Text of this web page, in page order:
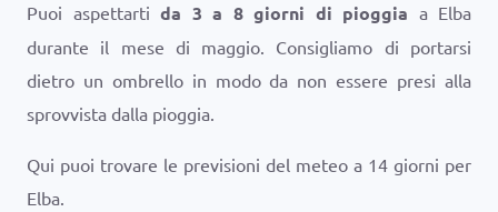
Puoi aspettarti da 3 a 8 giorni di pioggia a Elba
durante il mese di maggio. Consigliamo di portarsi
dietro un ombrello in modo da non essere presi alla
sprovvista dalla pioggia.
Qui puoi trovare le previsioni del meteo a 14 giorni per
Elba.